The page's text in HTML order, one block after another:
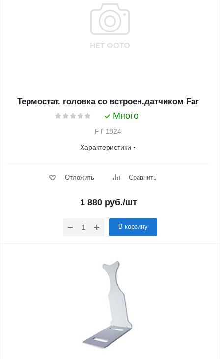
Термостат. головка со встроен.датчиком Far
Много
FT 1824
Характеристики
Отложить Сравнить
1 880руб./шт
В корзину